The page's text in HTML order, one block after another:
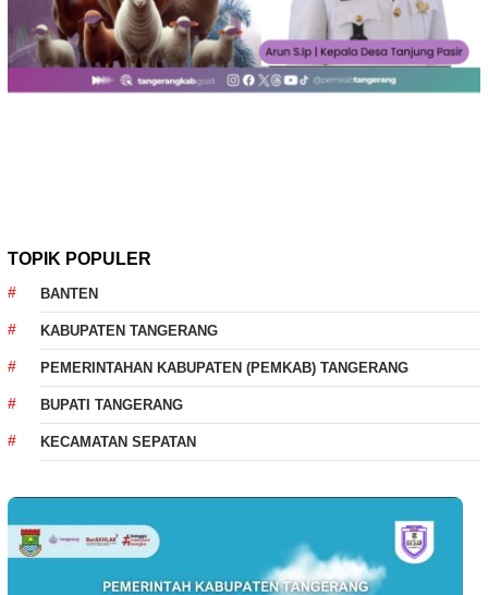
TOPIK POPULER
BANTEN
KABUPATEN TANGERANG
PEMERINTAHAN KABUPATEN (PEMKAB) TANGERANG
BUPATI TANGERANG
KECAMATAN SEPATAN